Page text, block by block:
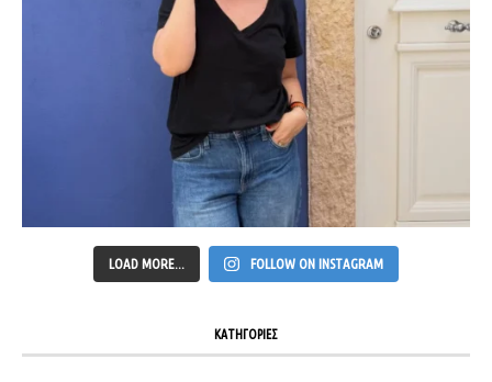
LOAD MORE... FOLLOW ON INSTAGRAM
ΚΑΤΗΓΟΡΙΕΣ